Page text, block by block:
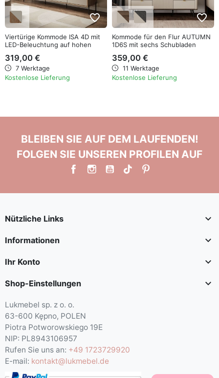
favorite_border
Viertürige Kommode ISA 4D mit
LED-Beleuchtung auf hohen
Beinen
319,00 €
7 Werktage
Kostenlose Lieferung
favorite_border
Kommode für den Flur AUTUMN
1D6S mit sechs Schubladen
359,00 €
11 Werktage
Kostenlose Lieferung
BLEIBEN SIE AUF DEM LAUFENDEN!
FOLGEN SIE UNSEREN PROFILEN AUF
Nützliche Links 
Informationen 
Ihr Konto 
Shop-Einstellungen 
Lukmebel sp. z o. o.
63-600 Kępno, POLEN
Piotra Potworowskiego 19E
NIP: PL8943106957
Rufen Sie uns an: +49 1723729920
E-mail: kontakt@lukmebel.de